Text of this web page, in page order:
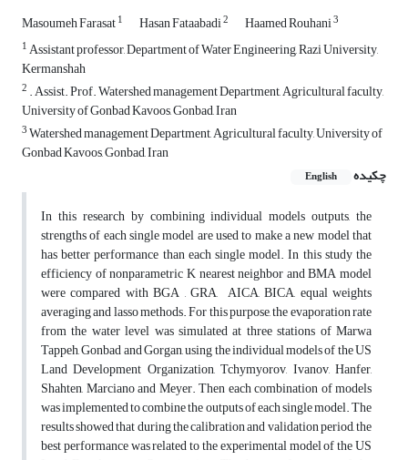
Masoumeh Farasat1 Hasan Fataabadi2 Haamed Rouhani3
1Assistant professor, Department of Water Engineering, Razi University,
Kermanshah
2 . Assist. Prof. Watershed management Department, Agricultural faculty,
University of Gonbad Kavoos, Gonbad, Iran
3Watershed management Department, Agricultural faculty, University of
Gonbad Kavoos, Gonbad, Iran
چکیده
English
In this research by combining individual models outputs, the
strengths of each single model are used to make a new model that
has better performance than each single model. In this study the
efficiency of nonparametric K nearest neighbor and BMA model
were compared with BGA , GRA, AICA, BICA, equal weights
averaging and lasso methods. For this purpose, the evaporation rate
from the water level was simulated at three stations of Marwa
Tappeh, Gonbad and Gorgan, using the individual models of the US
Land Development Organization, Tchymyorov, Ivanov, Hanfer,
Shahten, Marciano and Meyer. Then each combination of models
was implemented to combine the outputs of each single model. The
results showed that during the calibration and validation period, the
best performance was related to the experimental model of the US